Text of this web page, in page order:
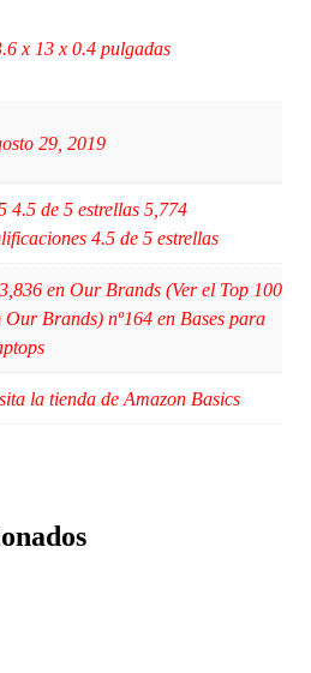
x 13 x 0.4 pulgadas
29, 2019
4.5 de 5 estrellas 5,774
4.5 de 5 estrellas
en Our Brands (Ver el Top 100
Our Brands) nº164 en Bases para
la tienda de Amazon Basics